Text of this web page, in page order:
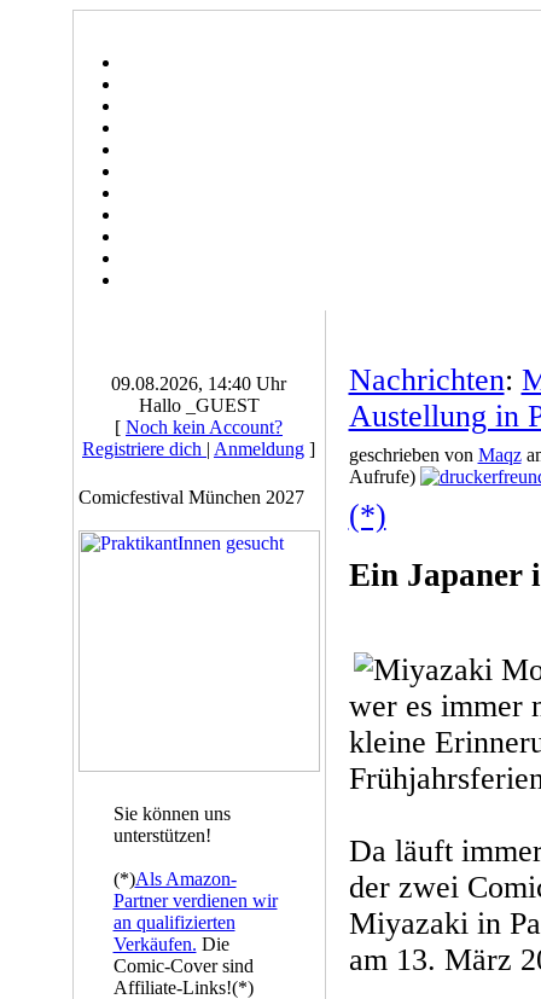
09.08.2026, 14:40 Uhr
Hallo _GUEST
[ Noch kein Account?
Registriere dich | Anmeldung ]
Comicfestival München 2027
Sie können uns
unterstützen!
(*)Als Amazon-
Partner verdienen wir
an qualifizierten
Verkäufen. Die
Comic-Cover sind
Affiliate-Links!(*)
Nachrichten:
Austellung in
geschrieben von Maqz
Aufrufe)
(*)
Ein Japaner
wer es immer
kleine
Da läuft
der zwei
Miyazaki in
am 13. März